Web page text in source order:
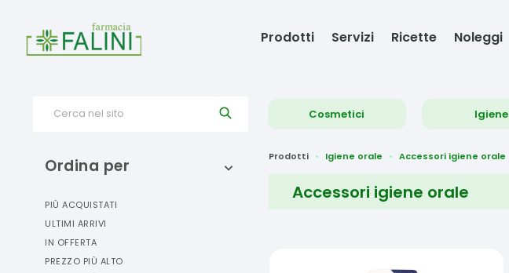
Prodotti Servizi Ricette Noleggi
Cerca nel sito Cosmetici Igiene
Ordina per
PIÙ ACQUISTATI
ULTIMI ARRIVI
IN OFFERTA
PREZZO PIÙ ALTO
Prodotti Igiene orale Accessori igiene orale
Accessori igiene orale